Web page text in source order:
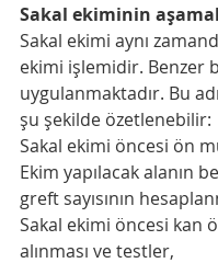
Sakal ekiminin
Sakal ekimi aynı
ekimi işlemidir. Benzer
uygulanmaktadır. Bu
şu şekilde özetlenebilir:
Sakal ekimi öncesi ön
Ekim yapılacak alanın
greft sayısının
Sakal ekimi öncesi kan
alınması ve testler,